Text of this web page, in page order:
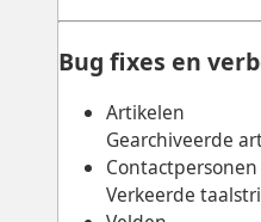
Bug fixes en
Artikelen
Gearchiveerde
Contactpersonen
Verkeerde